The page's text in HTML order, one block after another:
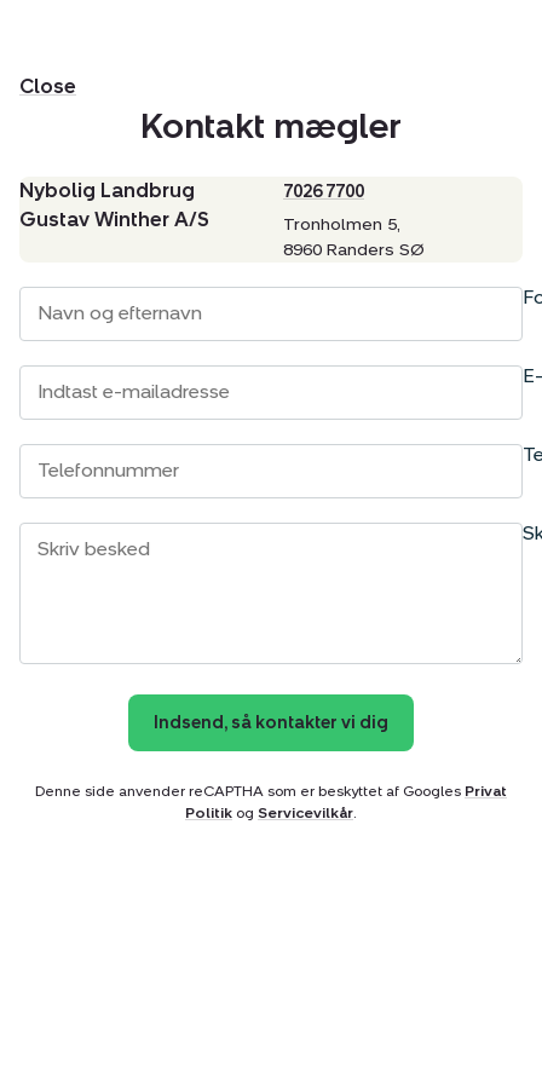
Close
Kontakt mægler
Nybolig Landbrug
Gustav Winther A/S
7026 7700
Tronholmen 5,
8960 Randers SØ
Indsend, så kontakter vi dig
Denne side anvender reCAPTHA som er beskyttet af Googles Privat
Politik og Servicevilkår.